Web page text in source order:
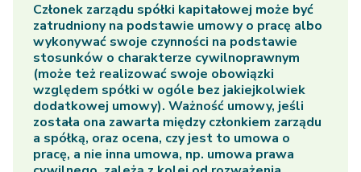
Członek zarządu spółki kapitałowej może być
zatrudniony na podstawie umowy o pracę albo
wykonywać swoje czynności na podstawie
stosunków o charakterze cywilnoprawnym
(może też realizować swoje obowiązki
względem spółki w ogóle bez jakiejkolwiek
dodatkowej umowy). Ważność umowy, jeśli
została ona zawarta między członkiem zarządu
a spółką, oraz ocena, czy jest to umowa o
pracę, a nie inna umowa, np. umowa prawa